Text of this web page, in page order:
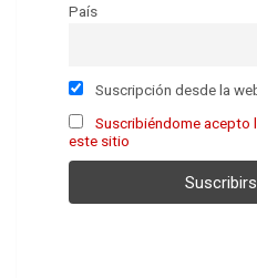
País
Suscripción desde la
Suscribiéndome acepto
este sitio